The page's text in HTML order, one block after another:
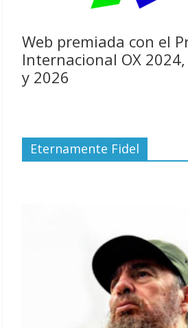
Web premiada con el
Internacional OX
y 2026
Eternamente Fidel